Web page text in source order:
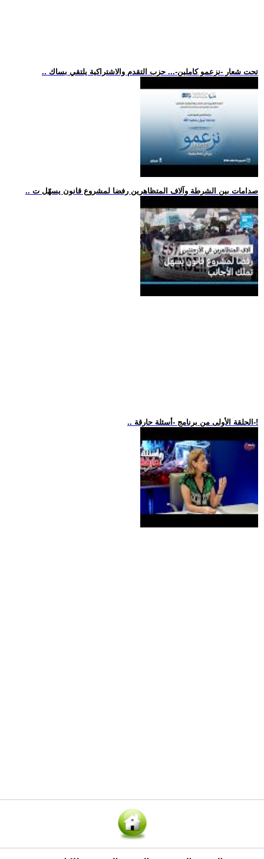
.. تحت شعار -نزعمو كاملين-... حزب التقدم والاشتراكية يلتقي بساك
.. صدامات بين الشرطة وآلاف المتظاهرين رفضا لمشروع قانون يسهّل ت
.. الحلقة الأولى من برنامج -أسئلة حارقة-!